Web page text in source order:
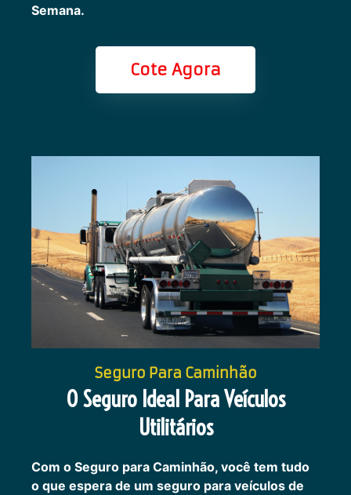
Semana.
Cote Agora
Seguro Para Caminhão
O Seguro Ideal Para Veículos
Utilitários
Com o Seguro para Caminhão, você tem tudo
o que espera de um seguro para veículos de